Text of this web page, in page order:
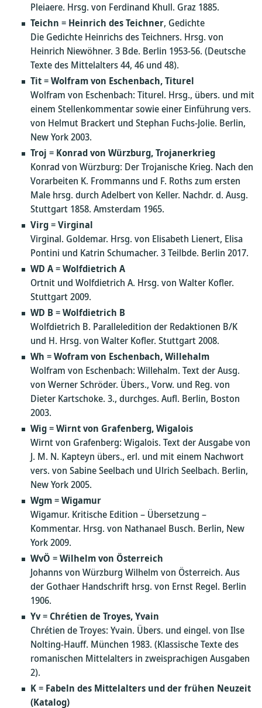
Pleiaere. Hrsg. von Ferdinand Khull. Graz 1885.
Teichn = Heinrich des Teichner, Gedichte
Die Gedichte Heinrichs des Teichners. Hrsg. von
Heinrich Niewöhner. 3 Bde. Berlin 1953-56. (Deutsche
Texte des Mittelalters 44, 46 und 48).
Tit=Wolfram von Eschenbach, Titurel
Wolfram von Eschenbach: Titurel. Hrsg., übers. und mit
einem Stellenkommentar sowie einer Einführung vers.
von Helmut Brackert und Stephan Fuchs-Jolie. Berlin,
New York 2003.
Troj = Konrad von Würzburg, Trojanerkrieg
Konrad von Würzburg: Der Trojanische Krieg. Nach den
Vorarbeiten K. Frommanns und F. Roths zum ersten
Male hrsg. durch Adelbert von Keller. Nachdr. d. Ausg.
Stuttgart 1858. Amsterdam 1965.
Virg=Virginal
Virginal. Goldemar. Hrsg. von Elisabeth Lienert, Elisa
Pontini und Katrin Schumacher. 3 Teilbde. Berlin 2017.
WD A=Wolfdietrich A
Ortnit und Wolfdietrich A. Hrsg. von Walter Kofler.
Stuttgart 2009.
WD B =Wolfdietrich B
Wolfdietrich B. Paralleledition der Redaktionen B/K
und H. Hrsg. von Walter Kofler. Stuttgart 2008.
Wh =Wofram von Eschenbach, Willehalm
Wolfram von Eschenbach: Willehalm. Text der Ausg.
von Werner Schröder. Übers., Vorw. und Reg. von
Dieter Kartschoke. 3., durchges. Aufl. Berlin, Boston
2003.
Wig=Wirnt von Grafenberg, Wigalois
Wirnt von Grafenberg: Wigalois. Text der Ausgabe von
J. M. N. Kapteyn übers., erl. und mit einem Nachwort
vers. von Sabine Seelbach und Ulrich Seelbach. Berlin,
New York 2005.
Wgm=Wigamur
Wigamur. Kritische Edition – Übersetzung –
Kommentar. Hrsg. von Nathanael Busch. Berlin, New
York 2009.
WvÖ =Wilhelm von Österreich
Johanns von Würzburg Wilhelm von Österreich. Aus
der Gothaer Handschrift hrsg. von Ernst Regel. Berlin
1906.
Yv=Chrétien de Troyes, Yvain
Chrétien de Troyes: Yvain. Übers. und eingel. von Ilse
Nolting-Hauff. München 1983. (Klassische Texte des
romanischen Mittelalters in zweisprachigen Ausgaben
2).
K= Fabeln des Mittelalters und der frühen Neuzeit
(Katalog)